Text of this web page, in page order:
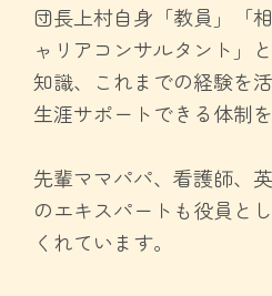
団長上村自身「教員」「
ャリアコンサルタント」
知識、これまでの経験を
生涯サポートできる体制
先輩ママパパ、看護師、
のエキスパートも役員と
くれています。